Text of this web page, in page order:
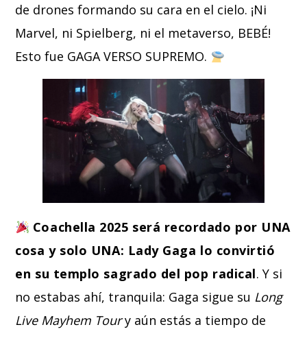
de drones formando su cara en el cielo. ¡Ni
Marvel, ni Spielberg, ni el metaverso, BEBÉ!
Esto fue GAGA VERSO SUPREMO.
Coachella 2025 será recordado por UNA
cosa y solo UNA: Lady Gaga lo convirtió
en su templo sagrado del pop radical. Y si
no estabas ahí, tranquila: Gaga sigue su Long
Live Mayhem Toury aún estás a tiempo de